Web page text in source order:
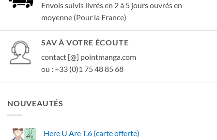
Envois suivis livrés en 2 à 5 jours ouvrés en
moyenne (Pour la France)
SAV À VOTRE ÉCOUTE
contact [@] pointmanga.com
ou : +33 (0)1 75 48 85 68
NOUVEAUTÉS
Here U Are T.6 (carte offerte)